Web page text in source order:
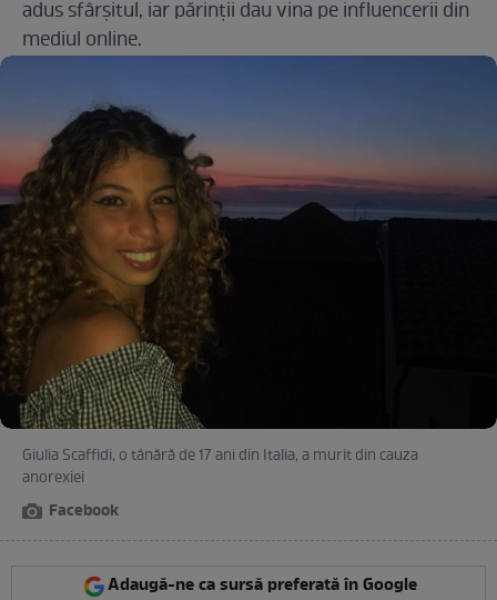
adus sfârșitul, iar părinții dau vina pe influencerii din
mediul online.
Giulia Scaffidi, o tânără de 17 ani din Italia, a murit din cauza
anorexiei
Facebook
Adaugă-ne ca sursă preferată în Google